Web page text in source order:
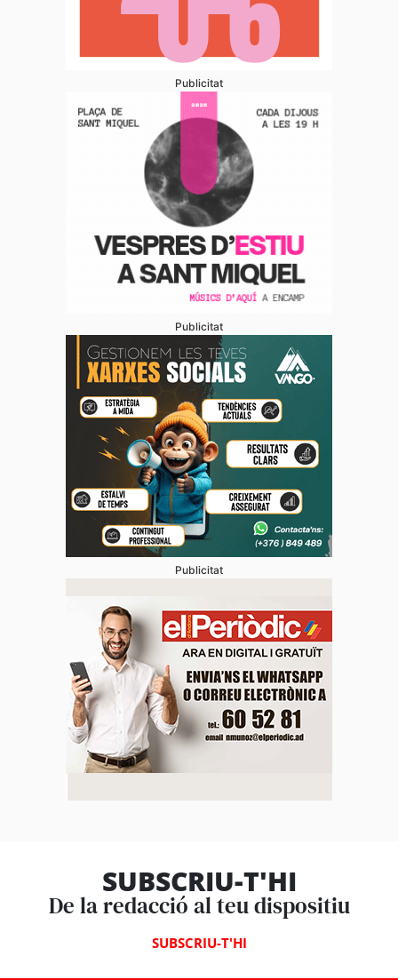
Publicitat
Publicitat
Publicitat
SUBSCRIU-T'HI
De la redacció al teu dispositiu
SUBSCRIU-T'HI